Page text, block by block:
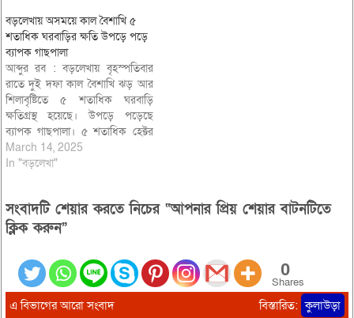
বড়লেখায় অসময়ে কাল বৈশাখি ৫
শতাধিক ঘরবাড়ির ক্ষতি উপড়ে পড়ে
ব্যাপক গাছপালা
আব্দুর রব : বড়লেখায় বৃহস্পতিবার
রাতে দুই দফা কাল বৈশাখি ঝড় আর
শিলাবৃষ্টিতে ৫ শতাধিক ঘরবাড়ি
ক্ষতিগ্রস্থ হয়েছে। উপড়ে পড়েছে
ব্যাপক গাছপালা। ৫ শতাধিক হেক্টর
বোরো ফসলেরও ক্ষতি সাধিত হয়েছে।
উপজেলা প্রকল্প বাস্তায়ন কার্যালয়
উপজেলার বিভিন্ন এলাকায় অন্তত ৫
শতাধিক…
March 14, 2025
In "বড়লেখা"
সংবাদটি শেয়ার করতে নিচের “আপনার প্রিয় শেয়ার বাটনটিতে
ক্লিক করুন”
0
Shares
এ বিভাগের আরো সংবাদ বিস্তারিত: কুলাউড়া